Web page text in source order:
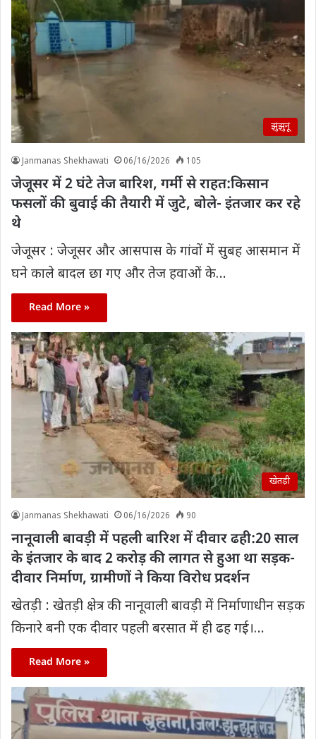
झुंझुनूं
Janmanas Shekhawati 06/16/2026 105
जेजूसर में 2 घंटे तेज बारिश, गर्मी से राहत:किसान
फसलों की बुवाई की तैयारी में जुटे, बोले- इंतजार कर रहे
थे
जेजूसर : जेजूसर और आसपास के गांवों में सुबह आसमान में
घने काले बादल छा गए और तेज हवाओं के…
Read More »
खेतड़ी
Janmanas Shekhawati 06/16/2026 90
नानूवाली बावड़ी में पहली बारिश में दीवार ढही:20 साल
के इंतजार के बाद 2 करोड़ की लागत से हुआ था सड़क-
दीवार निर्माण, ग्रामीणों ने किया विरोध प्रदर्शन
खेतड़ी : खेतड़ी क्षेत्र की नानूवाली बावड़ी में निर्माणाधीन सड़क
किनारे बनी एक दीवार पहली बरसात में ही ढह गई।…
Read More »